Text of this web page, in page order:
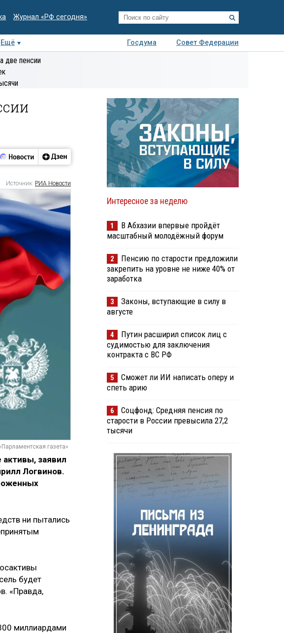
Журнал «РФ сегодня»
Ещё Госдума
Совет Федерации
Деловая
две пенсии
Источник: РИА Новости
газета»
заявил
Логвинов.
ни пытались
будет
«Правда,
миллиардами
Интересное за неделю
1
В Абхазии впервые пройдёт
масштабный молодёжный форум
2
Пенсию по старости предложили
закрепить на уровне не ниже 40% от
заработка
3
Законы, вступающие в силу в
августе
4
Путин расширил список лиц с
судимостью для заключения
контракта с ВС РФ
5
Сможет ли ИИ написать оперу и
спеть арию
6
Соцфонд: Средняя пенсия по
старости в России превысила 27,2
тысячи